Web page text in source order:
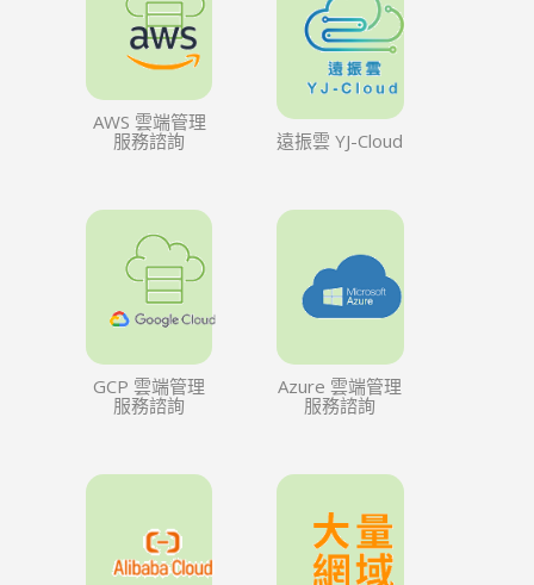
AWS 雲端管理
服務諮詢
遠振雲 YJ-Cloud
GCP 雲端管理
服務諮詢
Azure 雲端管理
服務諮詢